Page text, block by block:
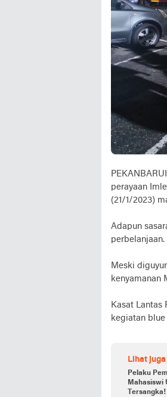
perayaan
(21/1/2023)
Adapun
perbelanjaan.
Meski
kenyamanan
Kasat Lantas
kegiatan
Lihat juga
Pelaku
Mahasiswi
Tersangka!